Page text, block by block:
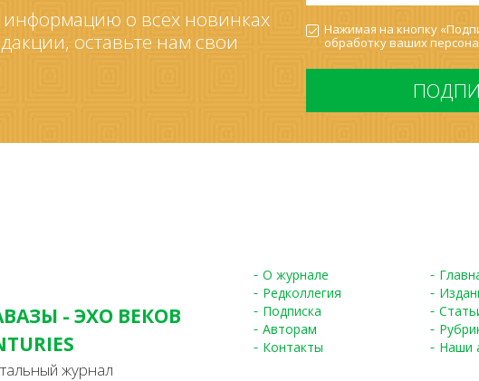
информацию о всех новинках
оставьте нам свои
*
Согласие
на
обработку
*
Нажимая на кнопку
обработку ваших
- ЭХО ВЕКОВ
журнал
О журнале
Редколлегия
Подписка
Авторам
Контакты
Наши